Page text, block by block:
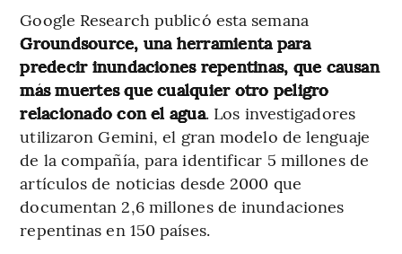
Google Research publicó esta semana
Groundsource, una herramienta para
predecir inundaciones repentinas, que causan
más muertes que cualquier otro peligro
relacionado con el agua. Los investigadores
utilizaron Gemini, el gran modelo de lenguaje
de la compañía, para identificar 5 millones de
artículos de noticias desde 2000 que
documentan 2,6 millones de inundaciones
repentinas en 150 países.